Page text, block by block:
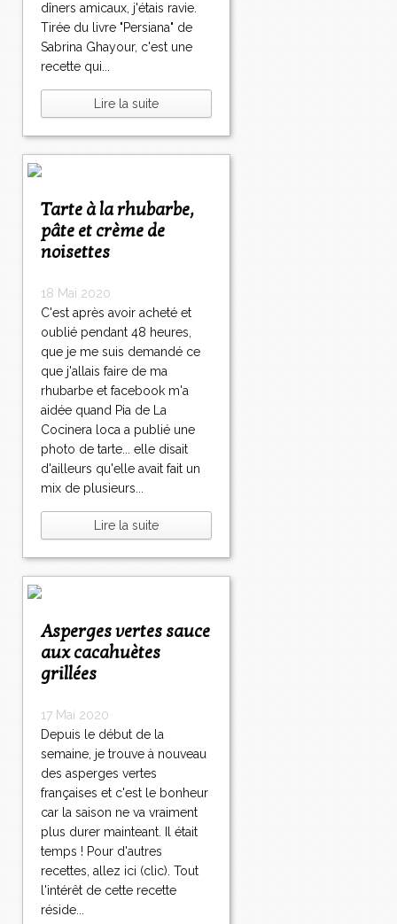
dîners amicaux, j'étais ravie.
Tirée du livre "Persiana" de
Sabrina Ghayour, c'est une
recette qui...
Lire la suite
Tarte à la rhubarbe,
pâte et crème de
noisettes
18 Mai 2020
C'est après avoir acheté et
oublié pendant 48 heures,
que je me suis demandé ce
que j'allais faire de ma
rhubarbe et facebook m'a
aidée quand Pia de La
Cocinera loca a publié une
photo de tarte... elle disait
d'ailleurs qu'elle avait fait un
mix de plusieurs...
Lire la suite
Asperges vertes sauce
aux cacahuètes
grillées
17 Mai 2020
Depuis le début de la
semaine, je trouve à nouveau
des asperges vertes
françaises et c'est le bonheur
car la saison ne va vraiment
plus durer mainteant. Il était
temps ! Pour d'autres
recettes, allez ici (clic). Tout
l'intérêt de cette recette
réside...